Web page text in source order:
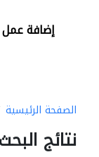
إضافة عمل
الصفحة الرئيسية
نتائج